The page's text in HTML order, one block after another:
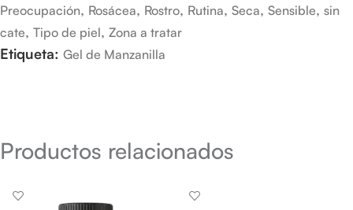
Preocupación, Rosácea, Rostro, Rutina, Seca, Sensible, sin
cate, Tipo de piel, Zona a tratar
Etiqueta: Gel de Manzanilla
Productos relacionados